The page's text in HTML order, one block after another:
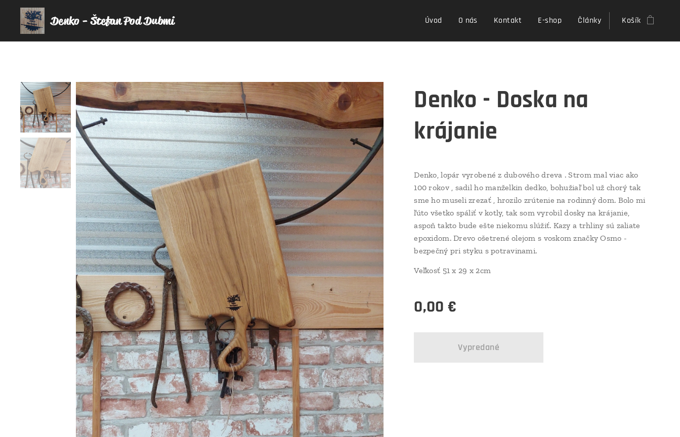
Denko - Štefan Pod Dubmi Úvod O nás Kontakt E-shop Články Košík
Denko - Doska na
krájanie
Denko, lopár vyrobené z dubového dreva . Strom mal viac ako
100 rokov , sadil ho manželkin dedko, bohužiaľ bol už chorý tak
sme ho museli zrezať , hrozilo zrútenie na rodinný dom. Bolo mi
ľúto všetko spáliť v kotly, tak som vyrobil dosky na krájanie,
aspoň takto bude ešte niekomu slúžiť. Kazy a trhliny sú zaliate
epoxidom. Drevo ošetrené olejom s voskom značky Osmo -
bezpečný pri styku s potravinami.
Veľkosť 51 x 29 x 2cm
0,00 €
Vypredané